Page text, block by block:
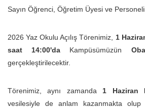
Sayın Öğrenci, Öğretim Üyesi ve
2026 Yaz Okulu Açılış Törenimiz, 1
saat 14:00'da Kampüsümüzün
gerçekleştirilecektir.
Törenimiz, aynı zamanda1 Haziran
vesilesiyle de anlam kazanmakta